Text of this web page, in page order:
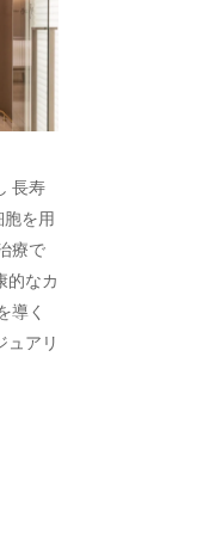
長寿
を用
療で
的なカ
導く
ュアリ